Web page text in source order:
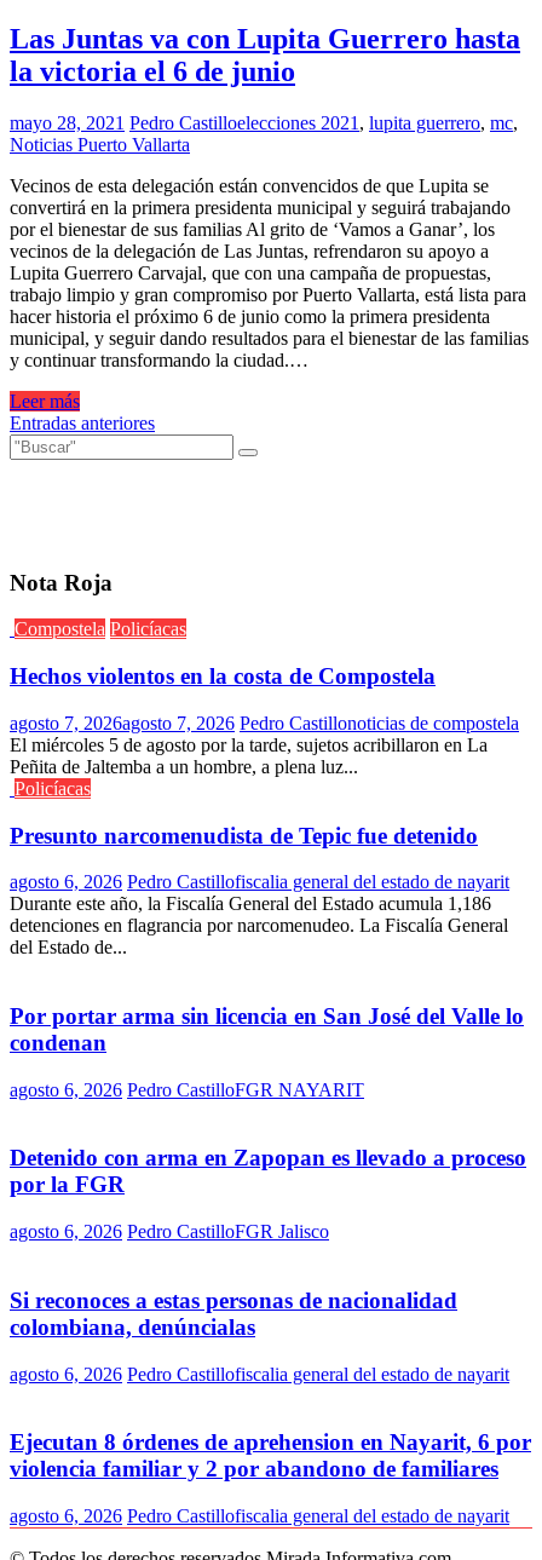
Las Juntas va con Lupita Guerrero hasta
la victoria el 6 de junio
mayo 28, 2021 Pedro Castilloelecciones 2021 , lupita guerrero, mc,
Noticias Puerto Vallarta
Vecinos de esta delegación están convencidos de que Lupita se
convertirá en la primera presidenta municipal y seguirá trabajando
por el bienestar de sus familias Al grito de ‘Vamos a Ganar’, los
vecinos de la delegación de Las Juntas, refrendaron su apoyo a
Lupita Guerrero Carvajal, que con una campaña de propuestas,
trabajo limpio y gran compromiso por Puerto Vallarta, está lista para
hacer historia el próximo 6 de junio como la primera presidenta
municipal, y seguir dando resultados para el bienestar de las familias
y continuar transformando la ciudad.…
Leer más
Navegación
de
Entradas anteriores
Nota Roja
Compostela Policíacas
Hechos violentos en la costa de Compostela
agosto 7, 2026agosto 7, 2026 Pedro Castillonoticias de compostela
El miércoles 5 de agosto por la tarde, sujetos acribillaron en La
Peñita de Jaltemba a un hombre, a plena luz...
Policíacas
Presunto narcomenudista de Tepic fue detenido
agosto 6, 2026 Pedro Castillofiscalia general del estado de nayarit
Durante este año, la Fiscalía General del Estado acumula 1,186
detenciones en flagrancia por narcomenudeo. La Fiscalía General
del Estado de...
Por portar arma sin licencia en San José del Valle lo
condenan
agosto 6, 2026 Pedro CastilloFGR NAYARIT
Detenido con arma en Zapopan es llevado a proceso
por la FGR
agosto 6, 2026 Pedro CastilloFGR Jalisco
Si reconoces a estas personas de nacionalidad
colombiana, denúncialas
agosto 6, 2026 Pedro Castillofiscalia general del estado de nayarit
Ejecutan 8 órdenes de aprehension en Nayarit, 6 por
violencia familiar y 2 por abandono de familiares
agosto 6, 2026 Pedro Castillofiscalia general del estado de nayarit